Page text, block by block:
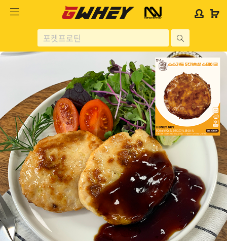
헬스보충제
단백질분류
노르테크
지웨이 시리즈
가격대별
콜라겐/비타민
닭가슴살
헬스용품
커뮤니티
사
이
트
로
사
로
로
젯
문
구
로
젯
구
search